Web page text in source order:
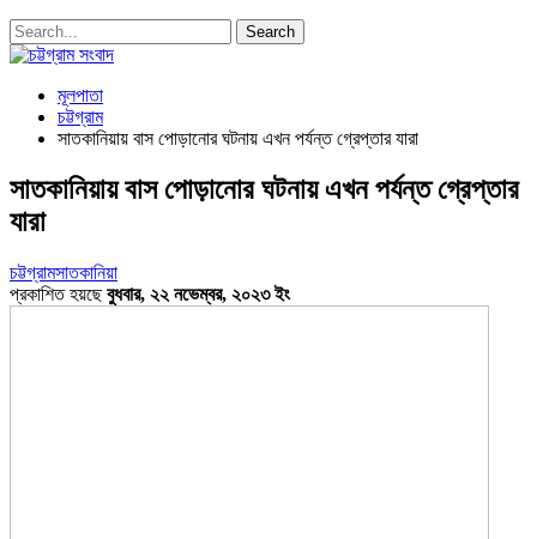
মূলপাতা
চট্টগ্রাম
সাতকানিয়ায় বাস পোড়ানোর ঘটনায় এখন পর্যন্ত গ্রেপ্তার যারা
সাতকানিয়ায় বাস পোড়ানোর ঘটনায় এখন পর্যন্ত গ্রেপ্তার
যারা
চট্টগ্রামসাতকানিয়া
প্রকাশিত হয়ছেবুধবার, ২২ নভেম্বর, ২০২৩ ইং